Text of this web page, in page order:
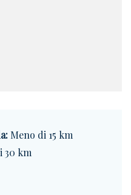
Meno di 15 km
30 km